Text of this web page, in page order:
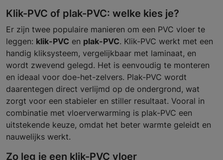
Klik-PVC of plak-PVC: welke kies je?
Er zijn twee populaire manieren om een PVC vloer te
leggen: klik-PVC en plak-PVC. Klik-PVC werkt met een
handig kliksysteem, vergelijkbaar met laminaat, en
wordt zwevend gelegd. Het is eenvoudig te monteren
en ideaal voor doe-het-zelvers. Plak-PVC wordt
daarentegen direct verlijmd op de ondergrond, wat
zorgt voor een stabieler en stiller resultaat. Vooral in
combinatie met vloerverwarming is plak-PVC een
uitstekende keuze, omdat het beter warmte geleidt en
nauwelijks werkt.
Zo leg je een klik-PVC vloer